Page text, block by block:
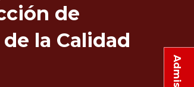
de
la Calidad